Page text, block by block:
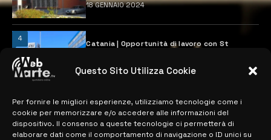
Questo Sito Utilizza Cookie
Per fornire le migliori esperienze, utilizziamo tecnologie come i
cookie per memorizzare e/o accedere alle informazioni del
dispositivo. Il consenso a queste tecnologie ci permetterà di
elaborare dati come il comportamento di navigazione o ID unici su
18 GENNAIO 2024
4
Catania | Opportunità di lavoro con St
28 MARZO 2024
MAPPA DEL SITO